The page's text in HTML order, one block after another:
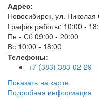
Адрес:
Новосибирск, ул. Николая
График работы: 10:00 -
Пн - Сб 09:00 - 20:00
Вс 10:00 - 18:00
Телефоны:
+7 (383) 383-02-29
Показать на карте
Подробная информация